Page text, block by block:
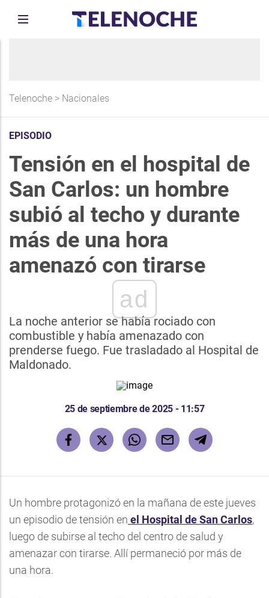
Telenoche > Nacionales
EPISODIO
Tensión en el hospital de
San Carlos: un hombre
subió al techo y durante
más de una hora
amenazó con tirarse
ad
La noche anterior se había rociado con
combustible y había amenazado con
prenderse fuego. Fue trasladado al Hospital de
Maldonado.
25 de septiembre de 2025 - 11:57
Un hombre protagonizó en la mañana de este jueves
un episodio de tensión en el Hospital de San Carlos,
luego de subirse al techo del centro de salud y
amenazar con tirarse. Allí permaneció por más de
una hora.